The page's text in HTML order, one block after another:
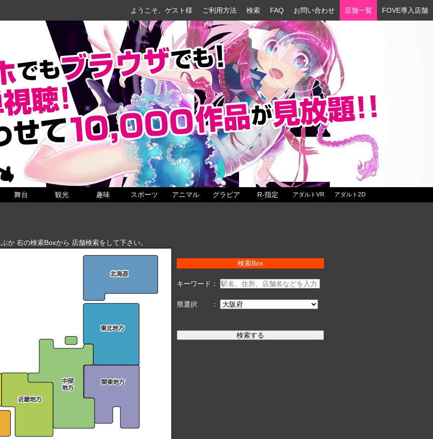
ようこそ、ゲスト様 ご利用方法 検索 FAQ お問い合わせ 店舗一覧 FOVE導入店舗
舞台 観光 趣味 スポーツ アニマル グラビア R-指定 アダルトVR アダルト2D
か 右の検索Boxから 店舗検索をして下さい。
検索Box
キーワード：
県選択 ：